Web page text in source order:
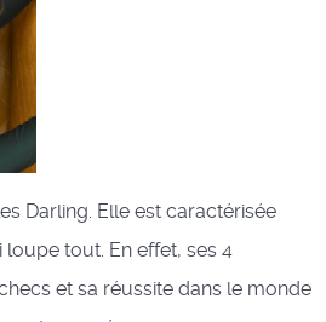
Darling. Elle est caractérisée
tout. En effet, ses 4
et sa réussite dans le monde